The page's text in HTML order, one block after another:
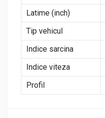
Latime (inch)
Tip vehicul
Indice sarcina
Indice viteza
Profil